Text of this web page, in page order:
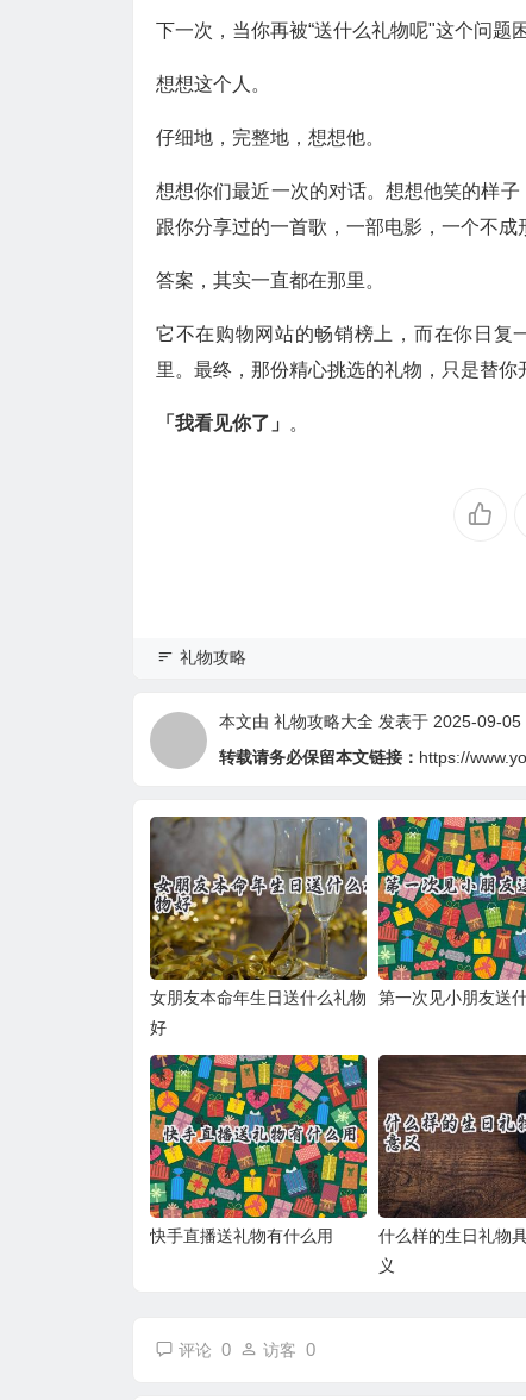
下一次，当你再被“送什么礼物呢"这个问题
想想这个人。
仔细地，完整地，想想他。
想想你们最近一次的对话。想想他笑的样
跟你分享过的一首歌，一部电影，一个不成
答案，其实一直都在那里。
它不在购物网站的畅销榜上，而在你日复
里。最终，那份精心挑选的礼物，只是替你
「我看见你了」 。
礼物攻略
本文由 礼物攻略大全 发表于 2025-09-05
转载请务必保留本文链接： https://
女朋友本命年生日送什么礼物
好
第一次见小朋友送
快手直播送礼物有什么用
什么样的生日礼物
义
评论 0 访客 0